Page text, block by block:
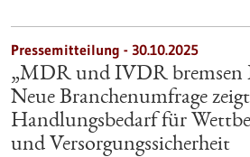
Pressemitteilung - 30.10.2025
„MDR und IVDR bremsen
Neue Branchenumfrage zeigt
Handlungsbedarf für
und Versorgungssicherheit